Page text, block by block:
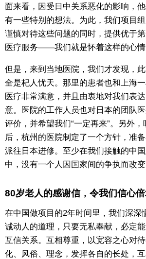
面来看，因受日中关系恶化的影响，
有一些特别的想法。为此，我们项目
谨慎对待这些问题的同时，提供优于
医疗服务­——我们就是怀着这样的心情
但是，来到当地医院，我们才发现，
全是杞人忧天。那里的患者也和上海一
医疗非常满意，并且由衷地对我们表
意。医院的工作人员也对日本的团队
评价，并希望我们“一定再来”。另外，
后，杭州的医院制定了一个方针，准
派往日本进修。至少在我们接触的中
中，没有一个人因国家间的争执而改变
80岁老人的感谢信，令我们信心
在中国做项目的2年时间里，我们深深
诚动人的道理，只要无私奉献，必定
互信关系。互相尊重，以宽容之心对
化、风俗、理念，发挥各自的长处，